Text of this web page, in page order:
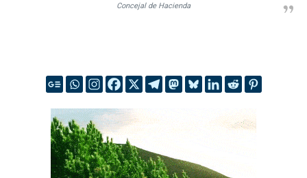
Concejal de Hacienda